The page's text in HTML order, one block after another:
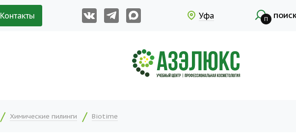
Контакты Уфа П
Химические пилинги Biotime